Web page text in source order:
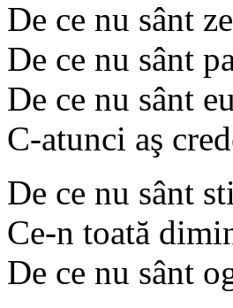
De ce nu sânt
De ce nu sânt
De ce nu sânt
C-atunci aş
De ce nu sânt
Ce-n toată
De ce nu sânt